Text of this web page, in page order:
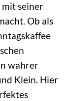
seiner
Ob als
wahrer
Klein. Hier